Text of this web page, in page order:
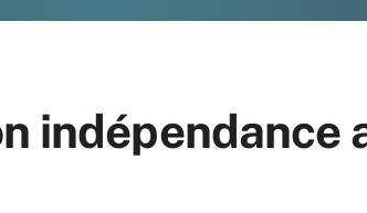
indépendance